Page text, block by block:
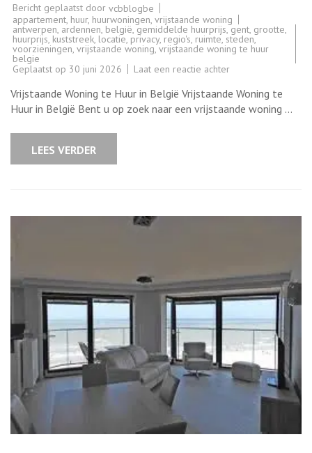
Bericht geplaatst door vcbblogbe
appartement, huur, huurwoningen, vrijstaande woning
antwerpen, ardennen, belgië,gemiddelde huurprijs,gent, grootte,
huurprijs, kuststreek, locatie, privacy, regio's, ruimte, steden,
voorzieningen, vrijstaande woning,vrijstaande woning te huur
belgie
Geplaatst op 30 juni 2026 Laat een reactie achterop
Vrijstaande
Woning
te
Huur
Vrijstaande Woning te Huur in België Vrijstaande Woning te
Huur in België Bent u op zoek naar een vrijstaande woning …
LEES VERDER